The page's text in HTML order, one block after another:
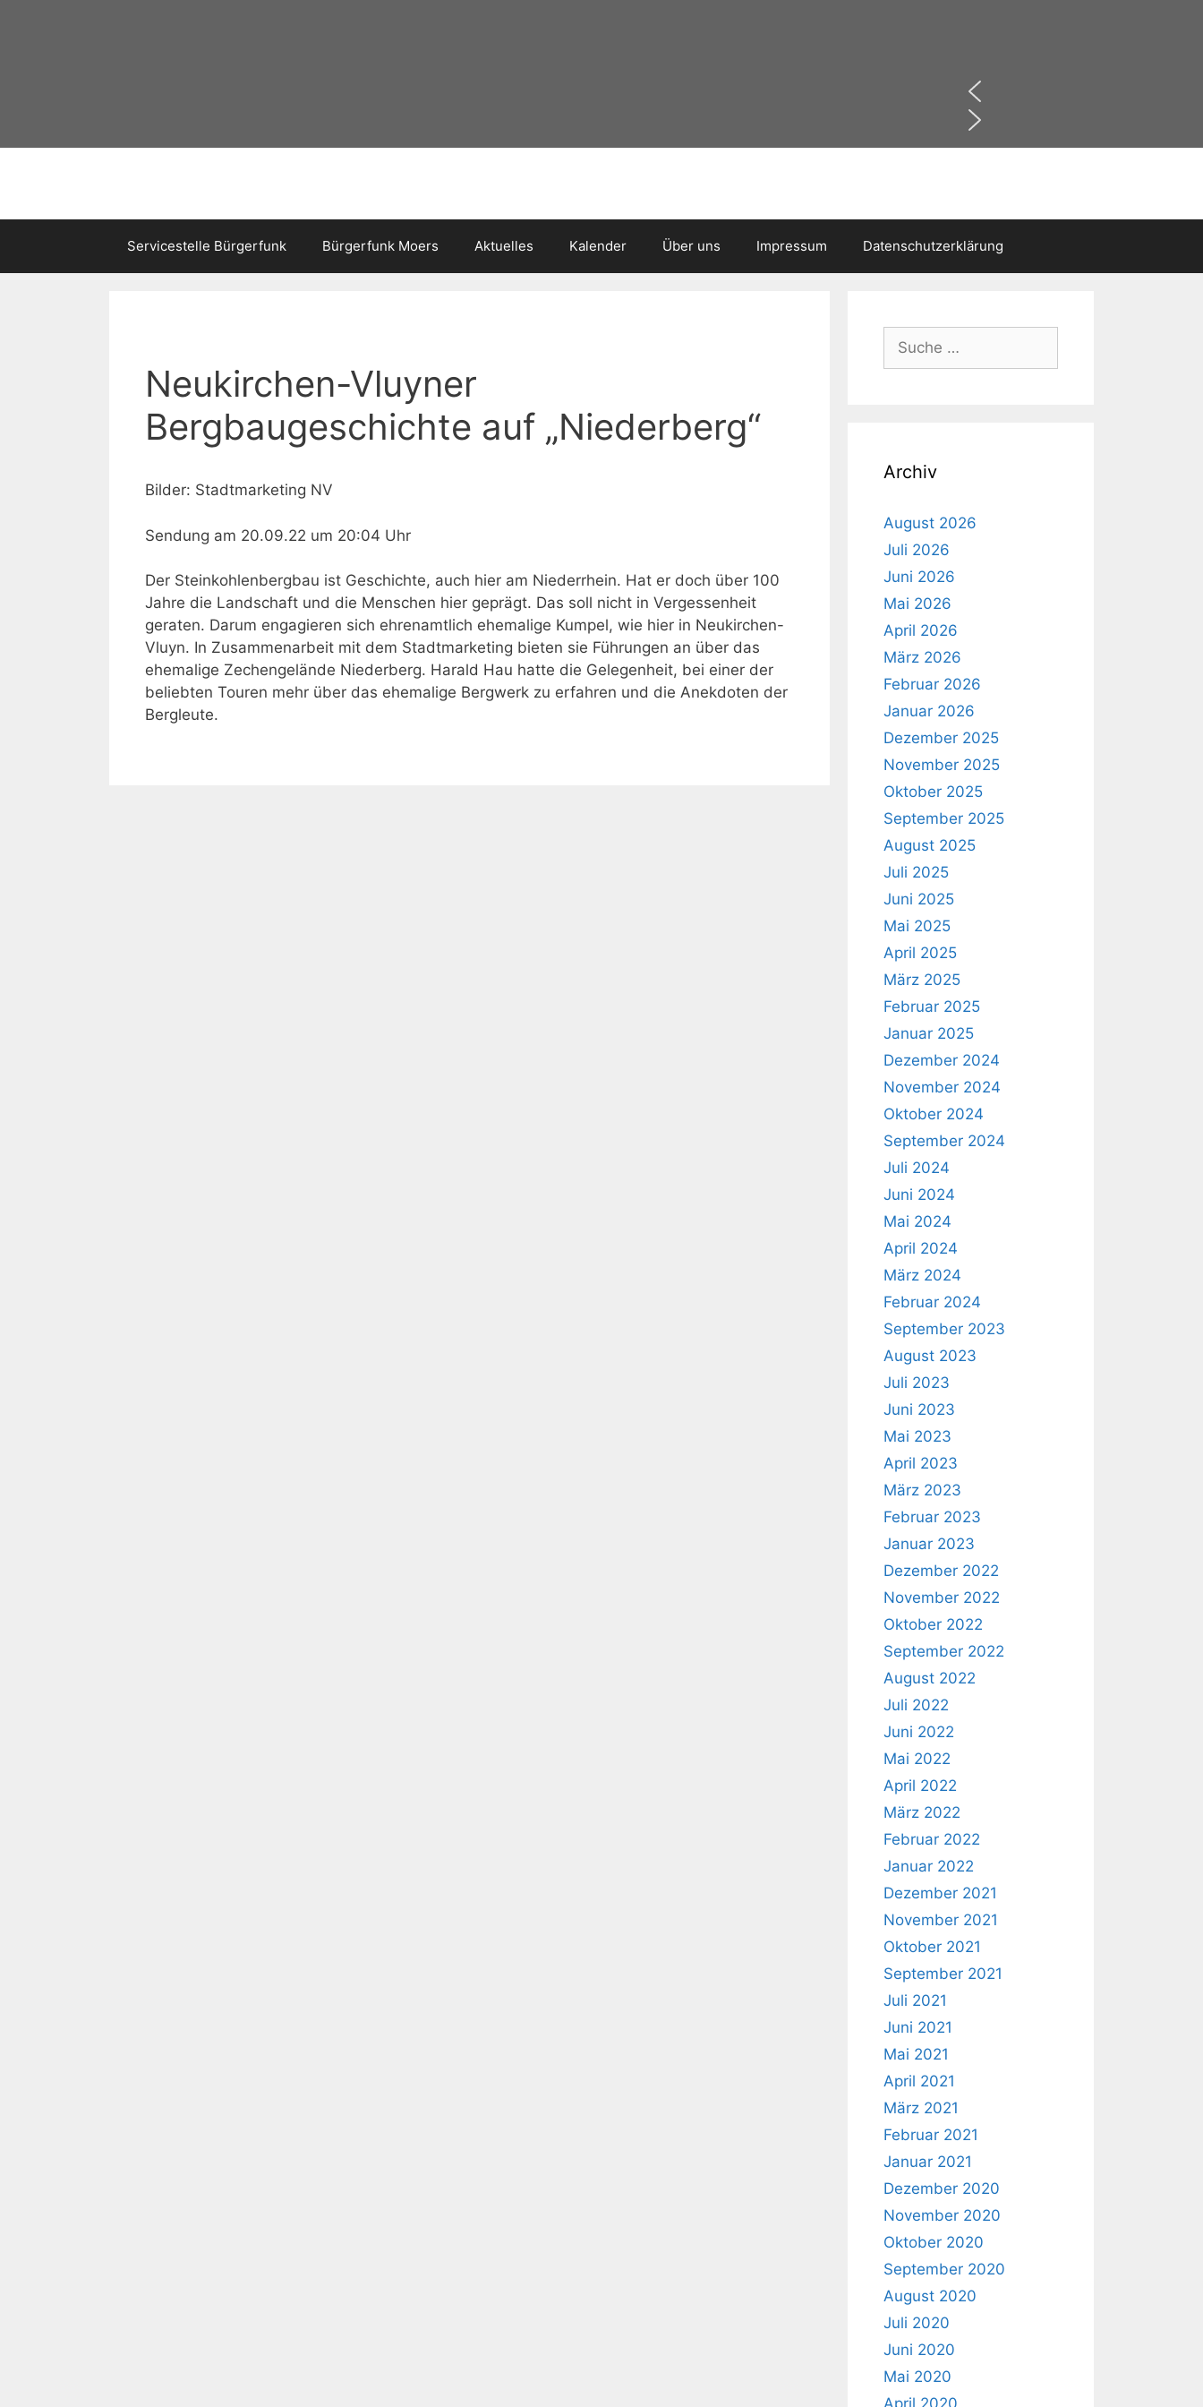
Servicestelle Bürgerfunk Bürgerfunk Moers Aktuelles Kalender Über uns Impressum Datenschutzerklärung
Neukirchen-Vluyner
Bergbaugeschichte auf „Niederberg“
Bilder: Stadtmarketing NV
Sendung am 20.09.22 um 20:04 Uhr
Der Steinkohlenbergbau ist Geschichte, auch hier am Niederrhein. Hat er doch über 100
Jahre die Landschaft und die Menschen hier geprägt. Das soll nicht in Vergessenheit
geraten. Darum engagieren sich ehrenamtlich ehemalige Kumpel, wie hier in Neukirchen-
Vluyn. In Zusammenarbeit mit dem Stadtmarketing bieten sie Führungen an über das
ehemalige Zechengelände Niederberg. Harald Hau hatte die Gelegenheit, bei einer der
beliebten Touren mehr über das ehemalige Bergwerk zu erfahren und die Anekdoten der
Bergleute.
Suche
nach:
Archiv
August 2026
Juli 2026
Juni 2026
Mai 2026
April 2026
März 2026
Februar 2026
Januar 2026
Dezember 2025
November 2025
Oktober 2025
September 2025
August 2025
Juli 2025
Juni 2025
Mai 2025
April 2025
März 2025
Februar 2025
Januar 2025
Dezember 2024
November 2024
Oktober 2024
September 2024
Juli 2024
Juni 2024
Mai 2024
April 2024
März 2024
Februar 2024
September 2023
August 2023
Juli 2023
Juni 2023
Mai 2023
April 2023
März 2023
Februar 2023
Januar 2023
Dezember 2022
November 2022
Oktober 2022
September 2022
August 2022
Juli 2022
Juni 2022
Mai 2022
April 2022
März 2022
Februar 2022
Januar 2022
Dezember 2021
November 2021
Oktober 2021
September 2021
Juli 2021
Juni 2021
Mai 2021
April 2021
März 2021
Februar 2021
Januar 2021
Dezember 2020
November 2020
Oktober 2020
September 2020
August 2020
Juli 2020
Juni 2020
Mai 2020
April 2020